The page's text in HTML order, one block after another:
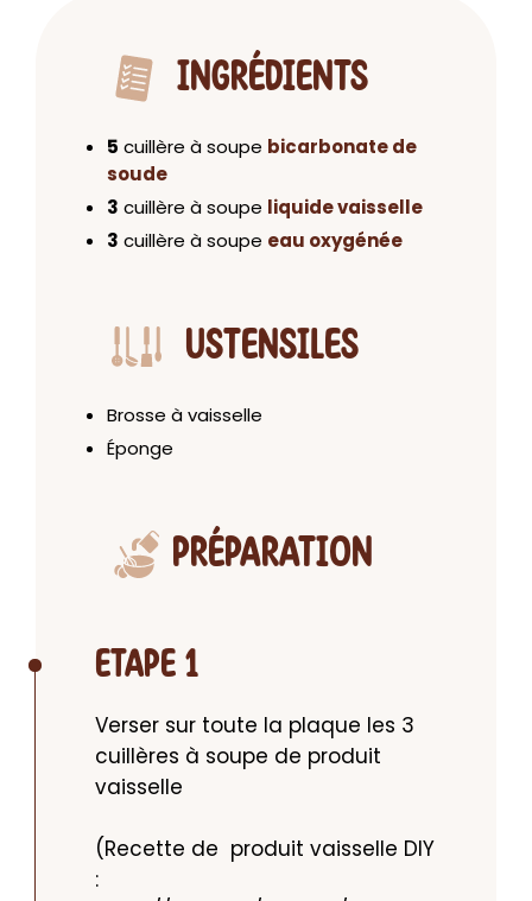
INGRÉDIENTS
5 cuillère à soupe bicarbonate de
soude
3 cuillère à soupe liquide vaisselle
3 cuillère à soupe eau oxygénée
USTENSILES
Brosse à vaisselle
Éponge
PRÉPARATION
ETAPE 1
Verser sur toute la plaque les 3
cuillères à soupe de produit
vaisselle
(Recette de  produit vaisselle DIY
: